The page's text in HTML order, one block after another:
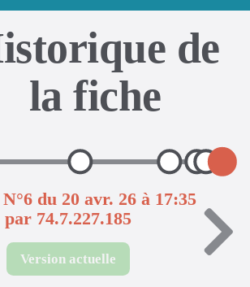
de
la fiche
du 20 avr. 26 à 17:35
par 74.7.227.185
Version actuelle